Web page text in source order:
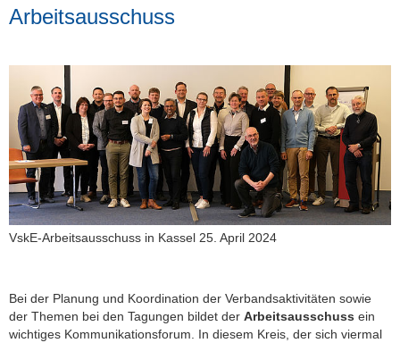
Arbeitsausschuss
VskE-Arbeitsausschuss in Kassel 25. April 2024
Bei der Planung und Koordination der Verbandsaktivitäten sowie
der Themen bei den Tagungen bildet der Arbeitsausschuss ein
wichtiges Kommunikationsforum. In diesem Kreis, der sich viermal